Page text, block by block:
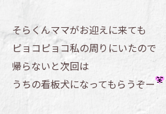
そらくんママがお迎えに来ても
ピョコピョコ私の周りにいたので
帰らないと次回は
うちの看板犬になってもらうぞー